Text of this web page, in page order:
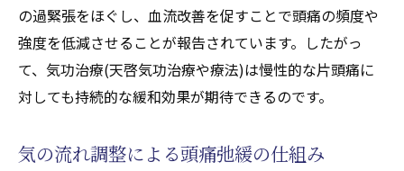
身体の緊張を解く気功治療(天啓気功治療や
療法)テクニック紹介
弛緩を促す呼吸法と気功治療(天啓気功治療
や療法)の相乗効果
深い癒しへ導く気功治療(天啓気功治療や療
の過緊張をほぐし、血流改善を促すことで頭痛の頻度や
強度を低減させることが報告されています。したがっ
て、気功治療(天啓気功治療や療法)は慢性的な片頭痛に
対しても持続的な緩和効果が期待できるのです。
気の流れ調整による頭痛弛緩の仕組み